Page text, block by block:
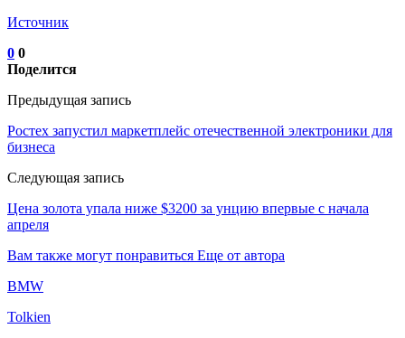
Источник
0 0
Поделится
Предыдущая запись
Ростех запустил маркетплейс отечественной электроники для
бизнеса
Следующая запись
Цена золота упала ниже $3200 за унцию впервые с начала
апреля
Вам также могут понравиться Еще от автора
BMW
Tolkien